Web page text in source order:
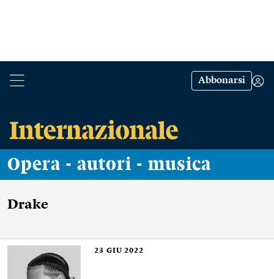
Abbonarsi
Opera - autori - musica
Drake
23 GIU 2022